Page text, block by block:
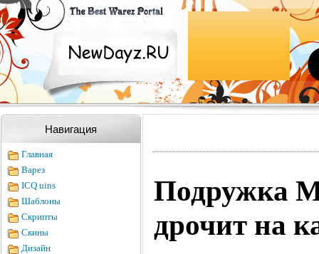
Навигация
Главная
Варез
ICQ uins
Шаблоны
Скрипты
Скины
Дизайн
Подружка
дрочит на